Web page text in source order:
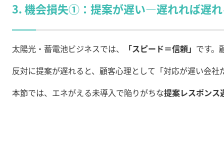
3. 機会損失①：提案が遅い—遅れれば遅
太陽光・蓄電池ビジネスでは、 「スピード＝信頼」 です。
反対に提案が遅れると、顧客心理として「対応が遅い会社
本節では、エネがえる未導入で陥りがちな提案レスポンス